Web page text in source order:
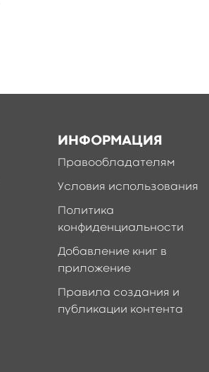
ИНФОРМАЦИЯ
Правообладателям
Условия использования
Политика
конфиденциальности
Добавление книг в
приложение
Правила создания и
публикации контента